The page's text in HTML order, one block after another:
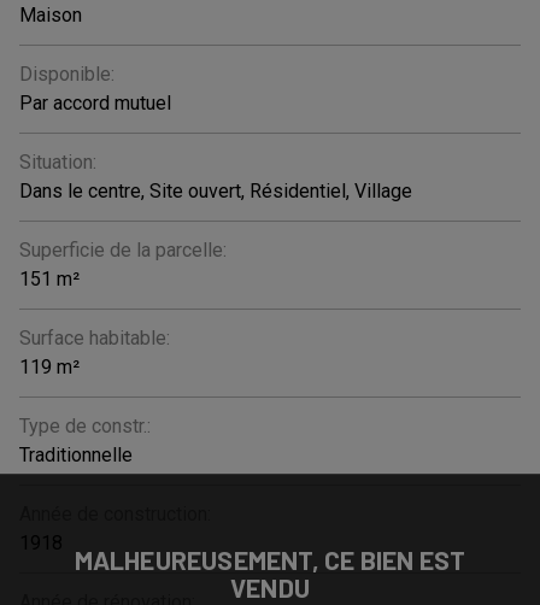
MALHEUREUSEMENT, CE BIEN EST
VENDU
Maison
Disponible:
Par accord mutuel
Situation:
Dans le centre, Site ouvert, Résidentiel, Village
Superficie de la parcelle:
151 m²
Surface habitable:
119 m²
Type de constr.:
Traditionnelle
1918